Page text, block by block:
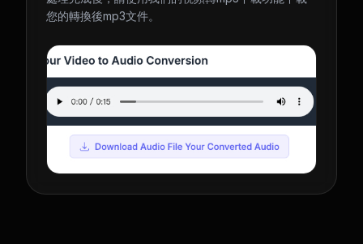
您的轉換後mp3文件。